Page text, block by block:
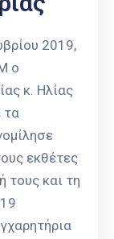
2019,
ο
κ. Ηλίας
τα
εκθέτες
τους και τη